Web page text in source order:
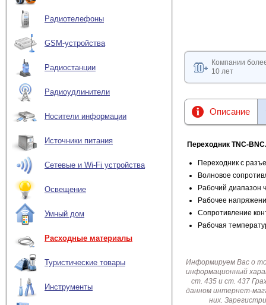
Радиотелефоны
GSM-устройства
Радиостанции
Радиоудлинители
Носители информации
Источники питания
Сетевые и Wi-Fi устройства
Освещение
Умный дом
Расходные материалы
Туристические товары
Инструменты
Компании
10 лет
Описание
Переходник TNC-BNC.
Переходник с
Волновое
Рабочий диапазон
Рабочее
Сопротивление
Рабочая
Информируем Вас о
информационный
ст. 435 и ст. 437
данном интернет-
них.